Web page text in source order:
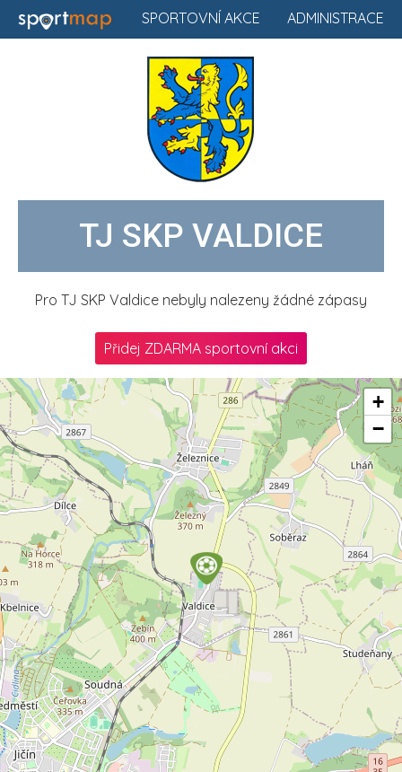
ADMINISTRACE
SPORTOVNÍ AKCE
TJ SKP VALDICE
Pro TJ SKP Valdice nebyly nalezeny žádné zápasy
Přidej ZDARMA sportovní akci
+
−